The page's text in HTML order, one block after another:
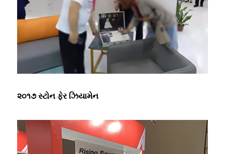
૨૦૧૭ સ્ટોન ફેર ઝિયામેન